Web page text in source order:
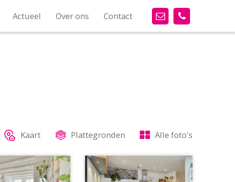
Actueel Over ons Contact
Kaart Plattegronden Alle foto's